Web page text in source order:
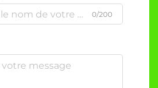
0/200